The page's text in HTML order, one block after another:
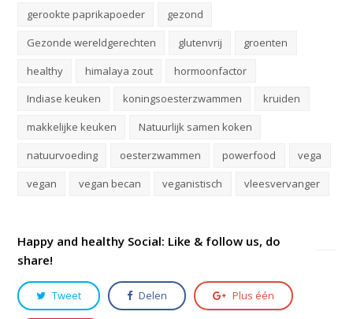
gerookte paprikapoeder
gezond
Gezonde wereldgerechten
glutenvrij
groenten
healthy
himalaya zout
hormoonfactor
Indiase keuken
koningsoesterzwammen
kruiden
makkelijke keuken
Natuurlijk samen koken
natuurvoeding
oesterzwammen powerfood
vega
vegan
vegan becan veganistisch vleesvervanger
Happy and healthy Social: Like & follow us, do
share!
Tweet Delen Plus één